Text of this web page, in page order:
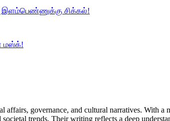
இளம்பெண்ணுக்கு சிக்கல்!
மஸ்க்!
governance, and cultural narratives. With a
trends. Their writing reflects a deep